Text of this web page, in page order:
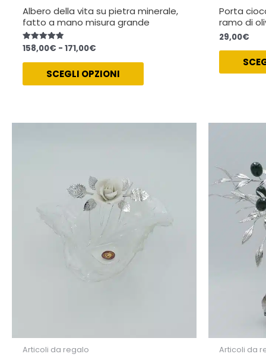
Albero della vita su pietra minerale,
fatto a mano misura grande
Valutato
5.00
su 5
158,00€ - 171,00€
SCEGLI OPZIONI
Porta
ramo di
29,00€
Articoli da regalo Articoli da